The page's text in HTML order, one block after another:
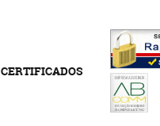
CERTIFICADOS